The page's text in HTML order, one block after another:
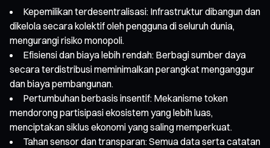
Kepemilikan terdesentralisasi: Infrastruktur dibangun dan
dikelola secara kolektif oleh pengguna di seluruh dunia,
mengurangi risiko monopoli.
Efisiensi dan biaya lebih rendah: Berbagi sumber daya
secara terdistribusi meminimalkan perangkat menganggur
dan biaya pembangunan.
Pertumbuhan berbasis insentif: Mekanisme token
mendorong partisipasi ekosistem yang lebih luas,
menciptakan siklus ekonomi yang saling memperkuat.
Tahan sensor dan transparan: Semua data serta catatan